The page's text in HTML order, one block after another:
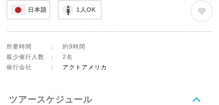
日本語 1人OK
所要時間 ：
約9時間
最少催行人数
：
2名
催行会社
： アクトアメリカ
ツアースケジュール